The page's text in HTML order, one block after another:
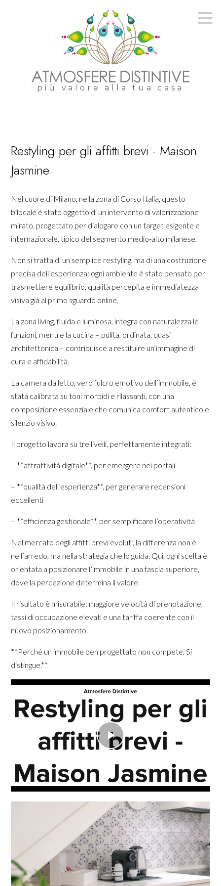
più valore alla tua casa
Restyling per gli affitti brevi - Maison
Jasmine
Nel cuore di Milano, nella zona di Corso Italia, questo
bilocale è stato oggetto di un intervento di valorizzazione
mirato, progettato per dialogare con un target esigente e
internazionale, tipico del segmento medio-alto milanese.
Non si tratta di un semplice restyling, ma di una costruzione
precisa dell’esperienza: ogni ambiente è stato pensato per
trasmettere equilibrio, qualità percepita e immediatezza
visiva già al primo sguardo online.
La zona living, fluida e luminosa, integra con naturalezza le
funzioni, mentre la cucina – pulita, ordinata, quasi
architettonica – contribuisce a restituire un’immagine di
cura e affidabilità.
La camera da letto, vero fulcro emotivo dell’immobile, è
stata calibrata su toni morbidi e rilassanti, con una
composizione essenziale che comunica comfort autentico e
silenzio visivo.
Il progetto lavora su tre livelli, perfettamente integrati:
– **attrattività digitale**, per emergere nei portali
– **qualità dell’esperienza**, per generare recensioni
eccellenti
– **efficienza gestionale**, per semplificare l’operatività
Nel mercato degli affitti brevi evoluti, la differenza non è
nell’arredo, ma nella strategia che lo guida. Qui, ogni scelta è
orientata a posizionare l’immobile in una fascia superiore,
dove la percezione determina il valore.
Il risultato è misurabile: maggiore velocità di prenotazione,
tassi di occupazione elevati e una tariffa coerente con il
nuovo posizionamento.
**Perché un immobile ben progettato non compete. Si
distingue.**
Play
Video